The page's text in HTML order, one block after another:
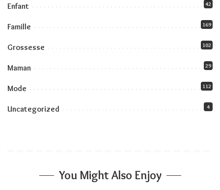
Enfant 42
Famille 169
Grossesse 102
Maman 29
Mode 112
Uncategorized 4
You Might Also Enjoy